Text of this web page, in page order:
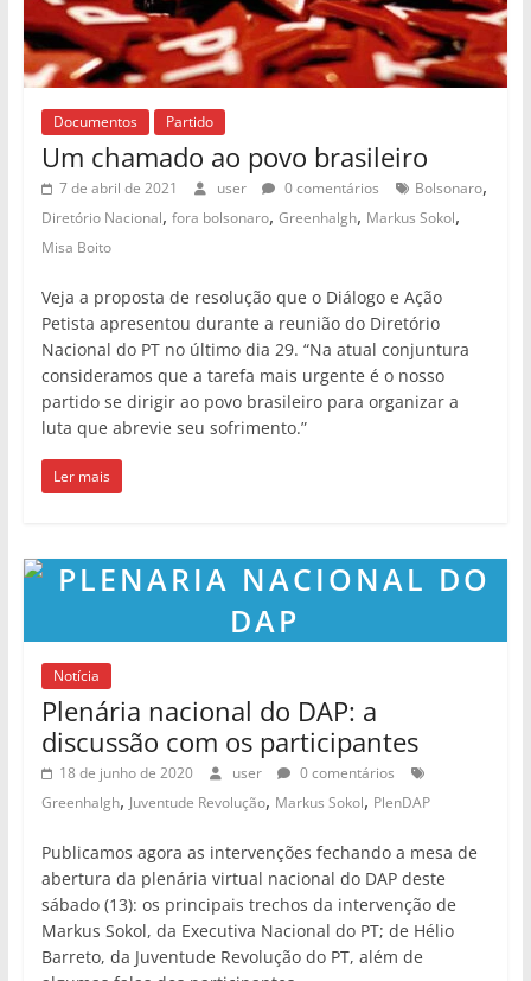
Documentos Partido
Um chamado ao povo brasileiro
7 de abril de 2021 user 0 comentários Bolsonaro,
Diretório Nacional, fora bolsonaro, Greenhalgh, Markus Sokol,
Misa Boito
Veja a proposta de resolução que o Diálogo e Ação
Petista apresentou durante a reunião do Diretório
Nacional do PT no último dia 29. “Na atual conjuntura
consideramos que a tarefa mais urgente é o nosso
partido se dirigir ao povo brasileiro para organizar a
luta que abrevie seu sofrimento.”
Ler mais
Notícia
Plenária nacional do DAP: a
discussão com os participantes
18 de junho de 2020 user
0 comentários
Greenhalgh, Juventude Revolução, Markus Sokol, PlenDAP
Publicamos agora as intervenções fechando a mesa de
abertura da plenária virtual nacional do DAP deste
sábado (13): os principais trechos da intervenção de
Markus Sokol, da Executiva Nacional do PT; de Hélio
Barreto, da Juventude Revolução do PT, além de